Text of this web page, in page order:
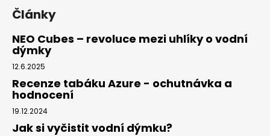
Články
NEO Cubes – revoluce mezi uhlíky o vodní
dýmky
12.6.2025
Recenze tabáku Azure - ochutnávka a
hodnocení
19.12.2024
Jak si vyčistit vodní dýmku?